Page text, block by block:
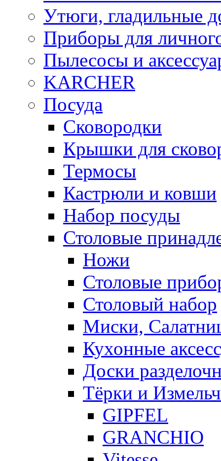
Утюги, гладильные
Приборы для
Пылесосы и
KARCHER
Посуда
Сковородки
Крышки для
Термосы
Кастрюли и ковши
Набор посуды
Столовые
Ножи
Столовые
Столовый набор
Миски,
Кухонные
Доски
Тёрки и
GIPFEL
GRANCHIO